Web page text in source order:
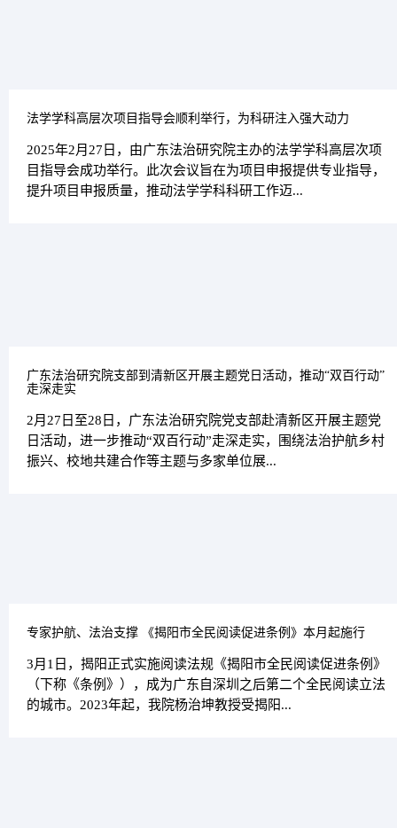
法学学科高层次项目指导会顺利举行，为科研注入强大动力
2025年2月27日，由广东法治研究院主办的法学学科高层次项
目指导会成功举行。此次会议旨在为项目申报提供专业指导，
提升项目申报质量，推动法学学科科研工作迈...
广东法治研究院支部到清新区开展主题党日活动，推动“双百行动”
走深走实
​2月27日至28日，广东法治研究院党支部赴清新区开展主题党
日活动，进一步推动“双百行动”走深走实，围绕法治护航乡村
振兴、校地共建合作等主题与多家单位展...
专家护航、法治支撑 《揭阳市全民阅读促进条例》本月起施行
3月1日，揭阳正式实施阅读法规《揭阳市全民阅读促进条例》
（下称《条例》），成为广东自深圳之后第二个全民阅读立法
的城市。2023年起，我院杨治坤教授受揭阳...